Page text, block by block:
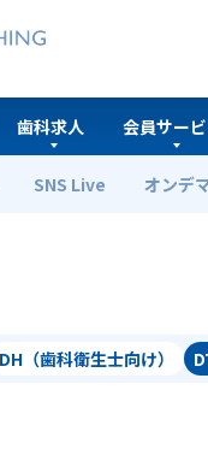
SNS Live オンデ
歯科求人 会員サー
DH（歯科衛生士向け）